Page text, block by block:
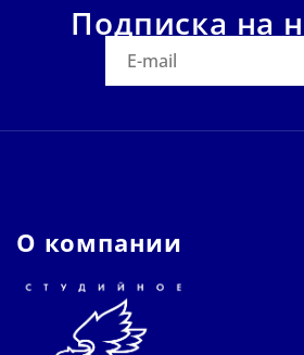
Подписка на
О компании